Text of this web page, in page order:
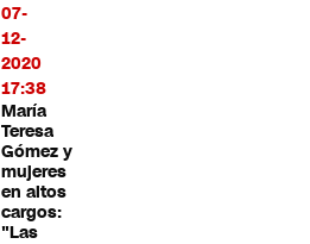
07-
12-
2020
17:38
María
Teresa
Gómez y
mujeres
en altos
cargos:
"Las